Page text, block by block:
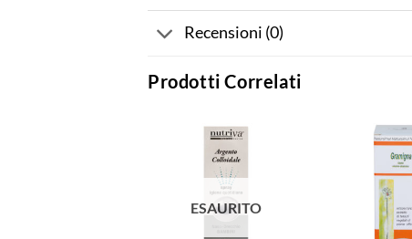
Recensioni (0)
Prodotti Correlati
ESAURITO